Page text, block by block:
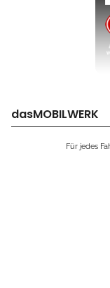
dasMOBILWERK
Für jedes